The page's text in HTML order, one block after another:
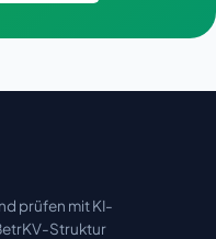
prüfen mit KI-
Struktur